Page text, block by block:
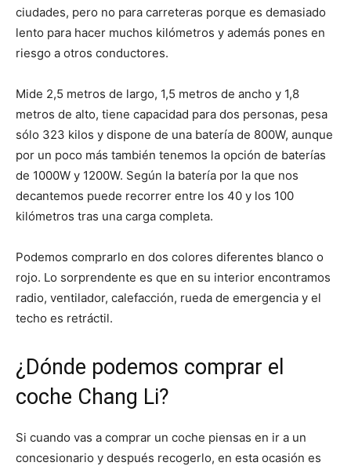
ciudades, pero no para carreteras porque es demasiado
lento para hacer muchos kilómetros y además pones en
riesgo a otros conductores.
Mide 2,5 metros de largo, 1,5 metros de ancho y 1,8
metros de alto, tiene capacidad para dos personas, pesa
sólo 323 kilos y dispone de una batería de 800W, aunque
por un poco más también tenemos la opción de baterías
de 1000W y 1200W. Según la batería por la que nos
decantemos puede recorrer entre los 40 y los 100
kilómetros tras una carga completa.
Podemos comprarlo en dos colores diferentes blanco o
rojo. Lo sorprendente es que en su interior encontramos
radio, ventilador, calefacción, rueda de emergencia y el
techo es retráctil.
¿Dónde podemos comprar el
coche Chang Li?
Si cuando vas a comprar un coche piensas en ir a un
concesionario y después recogerlo, en esta ocasión es